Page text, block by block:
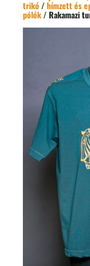
trikó/ hímzett és
pólók/ Rakamazi